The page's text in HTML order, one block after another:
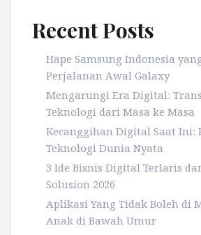
Recent Posts
Hape Samsung Indonesia
Perjalanan Awal Galaxy
Mengarungi Era Digital:
Teknologi dari Masa ke Masa
Kecanggihan Digital Saat Ini:
Teknologi Dunia Nyata
3 Ide Bisnis Digital Terlaris
Solusion 2026
Aplikasi Yang Tidak Boleh di
Anak di Bawah Umur